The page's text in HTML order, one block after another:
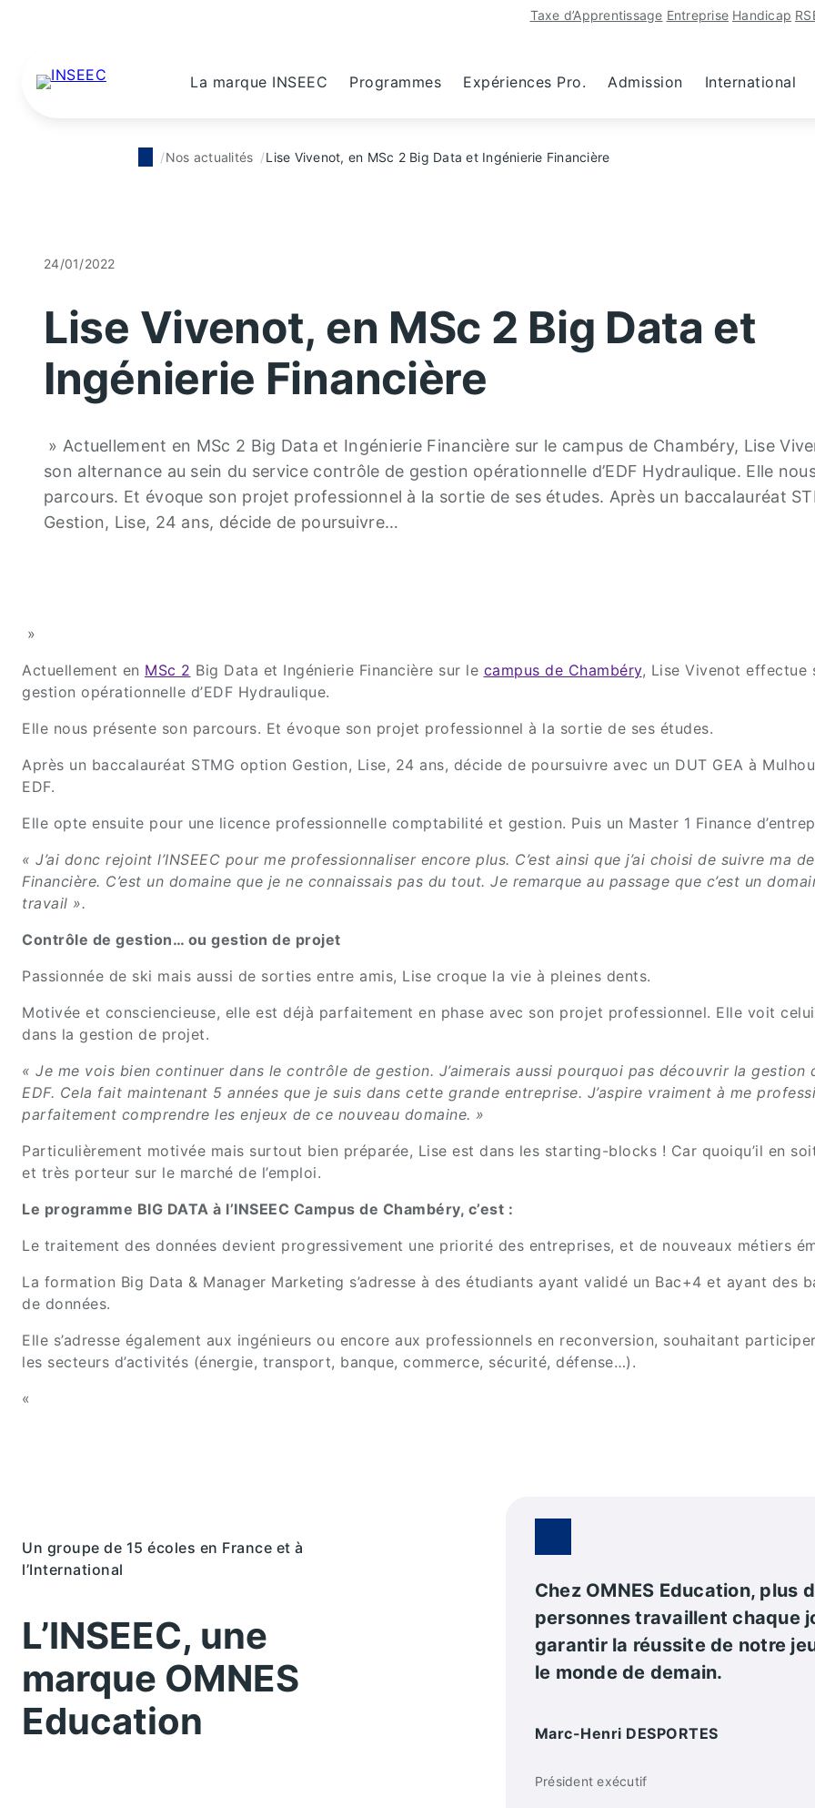
Taxe d’Apprentissage Entreprise Handicap
La marque INSEEC Programmes Expériences Pro. Admission International
Nos actualités Lise Vivenot, en MSc 2 Big Data et Ingénierie Financière
24/01/2022
Lise Vivenot, en MSc 2 Big Data et
Ingénierie Financière
» Actuellement en MSc 2 Big Data et Ingénierie Financière sur le campus de Chambéry, Lise
son alternance au sein du service contrôle de gestion opérationnelle d’EDF Hydraulique. Elle
parcours. Et évoque son projet professionnel à la sortie de ses études. Après un baccalauréat
Gestion, Lise, 24 ans, décide de poursuivre…
»
Actuellement en MSc 2 Big Data et Ingénierie Financière sur le campus de Chambéry, Lise Vivenot effectue
gestion opérationnelle d’EDF Hydraulique.
Elle nous présente son parcours. Et évoque son projet professionnel à la sortie de ses études.
Après un baccalauréat STMG option Gestion, Lise, 24 ans, décide de poursuivre avec un DUT GEA à
EDF.
Elle opte ensuite pour une licence professionnelle comptabilité et gestion. Puis un Master 1 Finance
« J’ai donc rejoint l’INSEEC pour me professionnaliser encore plus. C’est ainsi que j’ai choisi de suivre ma
Financière. C’est un domaine que je ne connaissais pas du tout. Je remarque au passage que c’est un
travail ».
Contrôle de gestion… ou gestion de projet
Passionnée de ski mais aussi de sorties entre amis, Lise croque la vie à pleines dents.
Motivée et consciencieuse, elle est déjà parfaitement en phase avec son projet professionnel. Elle voit
dans la gestion de projet.
« Je me vois bien continuer dans le contrôle de gestion. J’aimerais aussi pourquoi pas découvrir la gestion
EDF. Cela fait maintenant 5 années que je suis dans cette grande entreprise. J’aspire vraiment à me
parfaitement comprendre les enjeux de ce nouveau domaine. »
Particulièrement motivée mais surtout bien préparée, Lise est dans les starting-blocks ! Car quoiqu’il en
et très porteur sur le marché de l’emploi.
Le programme BIG DATA à l’INSEEC Campus de Chambéry, c’est :
Le traitement des données devient progressivement une priorité des entreprises, et de nouveaux métiers
La formation Big Data & Manager Marketing s’adresse à des étudiants ayant validé un Bac+4 et ayant des
de données.
Elle s’adresse également aux ingénieurs ou encore aux professionnels en reconversion, souhaitant
les secteurs d’activités (énergie, transport, banque, commerce, sécurité, défense…).
«
Un groupe de 15 écoles en France et à
l’International
L’INSEEC, une
marque OMNES
Education
Chez OMNES Education, plus
personnes travaillent chaque
garantir la réussite de notre
le monde de demain.
Marc-Henri DESPORTES
Président exécutif